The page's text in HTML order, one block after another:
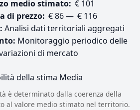
medio stimato: € 101
di prezzo: € 86 — € 116
Analisi dati territoriali aggregati
Monitoraggio periodico delle
di mercato
della stima Media
è determinato dalla coerenza della
al valore medio stimato nel territorio.